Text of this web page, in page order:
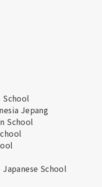
School
Jepang
School
School